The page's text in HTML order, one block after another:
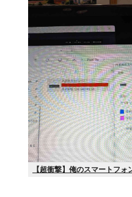
【超衝撃】俺のスマートフ